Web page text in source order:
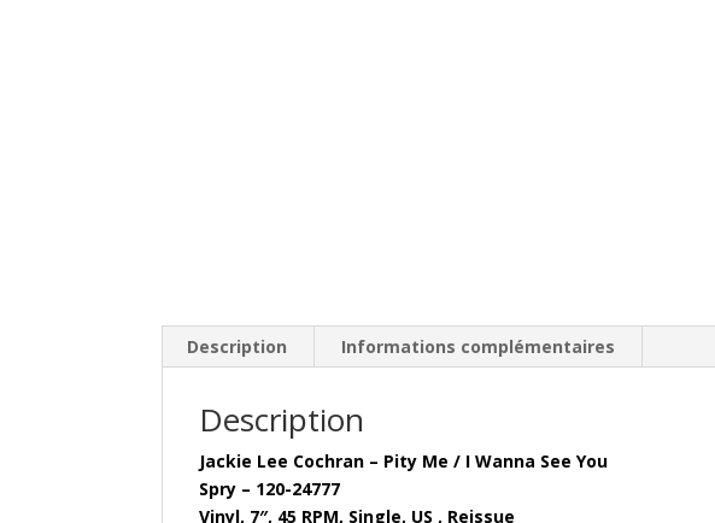
Description Informations complémentaires
Description
Jackie Lee Cochran – Pity Me / I Wanna See You
Spry – 120-24777
Vinyl, 7″, 45 RPM, Single, US , Reissue